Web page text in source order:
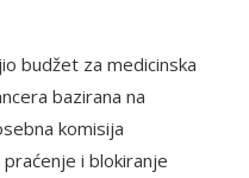
budžet za medicinska
bazirana na
komisija
i blokiranje